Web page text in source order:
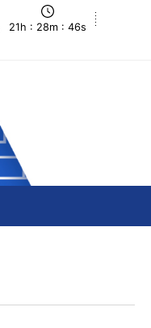
21h : 28m : 47s